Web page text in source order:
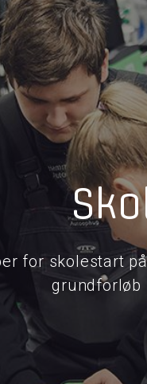
for skolestart
grundforløb